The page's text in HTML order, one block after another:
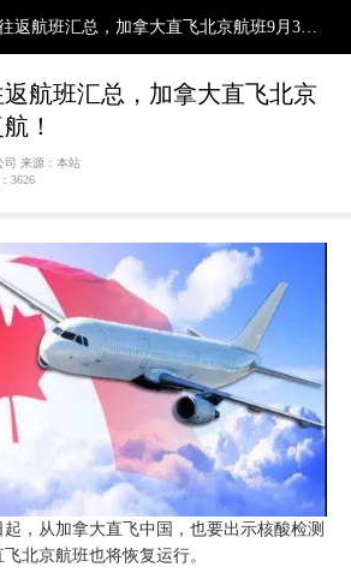
返航班汇总，加拿大直飞北京航班9月3日
返航班汇总，加拿大直飞北京
！
司 来源：本站
3626
，从加拿大直飞中国，也要出示核酸检测
北京航班也将恢复运行。